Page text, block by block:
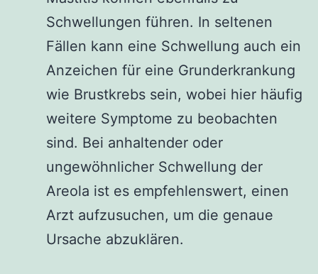
Schwellungen führen. In seltenen
Fällen kann eine Schwellung auch ein
Anzeichen für eine Grunderkrankung
wie Brustkrebs sein, wobei hier häufig
weitere Symptome zu beobachten
sind. Bei anhaltender oder
ungewöhnlicher Schwellung der
Areola ist es empfehlenswert, einen
Arzt aufzusuchen, um die genaue
Ursache abzuklären.